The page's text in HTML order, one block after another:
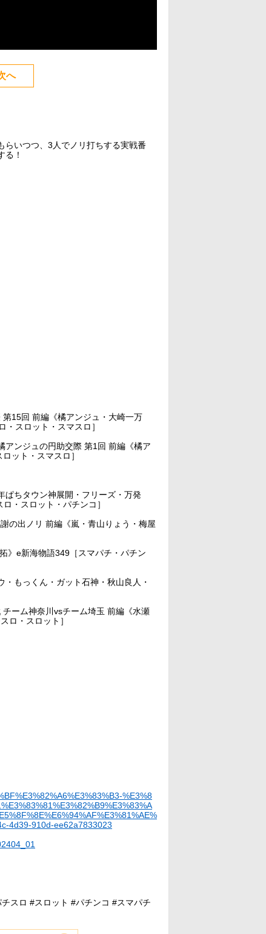
へ
らいつつ、3人でノリ打ちする実戦番
る！
第15回 前編《橘アンジュ・大崎一万
スロット・スマスロ］
アンジュの円助交際 第1回 前編《橘ア
ット・スマスロ］
ぱちタウン神展開・フリーズ・万発
・スロット・パチンコ］
の出ノリ 前編《嵐・青山りょう・梅屋
》e新海物語349［スマパチ・パチン
・もっくん・ガット石神・秋山良人・
ーム神奈川vsチーム埼玉 前編《水瀬
ロ・スロット］
%E3%8
4d39-910d-ee62a7833023
スロ #スロット #パチンコ #スマパチ